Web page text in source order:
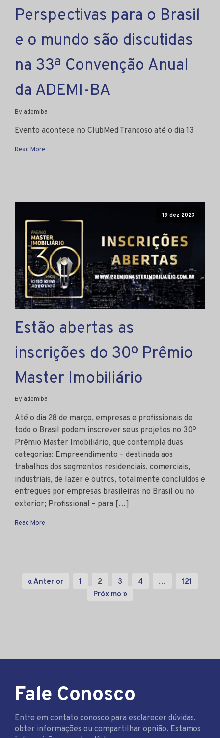
Perspectivas para o Brasil
e o mundo são discutidas
na 33ª Convenção Anual
da ADEMI-BA
By ademiba
Evento acontece no ClubMed Trancoso até o dia 13
Read More
19 dez 2023
Estão abertas as
inscrições do 30º Prêmio
Master Imobiliário
By ademiba
Até o dia 28 de março, empresas e profissionais de
todo o Brasil podem inscrever seus projetos no 30º
Prêmio Master Imobiliário, que contempla duas
categorias: Empreendimento – destinada aos
trabalhos dos segmentos residenciais, comerciais,
industriais, de lazer e outros, totalmente concluídos e
entregues por empresas brasileiras no Brasil ou no
exterior; Profissional – para […]
Read More
« Anterior 1 2 3 4 …
121
Próximo »
Fale Conosco
Entre em contato conosco para esclarecer dúvidas,
obter informações ou compartilhar opnião. Estamos